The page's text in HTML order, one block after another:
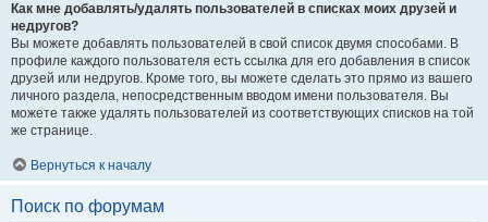
Как мне добавлять/удалять пользователей в списках моих друзей и
недругов?
Вы можете добавлять пользователей в свой список двумя способами. В
профиле каждого пользователя есть ссылка для его добавления в список
друзей или недругов. Кроме того, вы можете сделать это прямо из вашего
личного раздела, непосредственным вводом имени пользователя. Вы
можете также удалять пользователей из соответствующих списков на той
же странице.
Вернуться к началу
Поиск по форумам